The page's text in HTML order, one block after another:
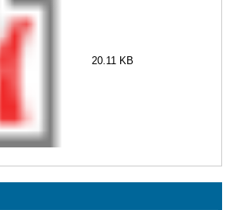
20.11 KB